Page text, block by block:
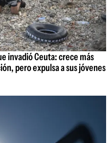
invadió Ceuta: crece más
pero expulsa a sus jóvenes